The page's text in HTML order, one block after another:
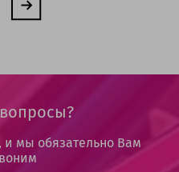
и мы обязательно Вам